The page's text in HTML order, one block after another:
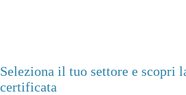
Seleziona il tuo settore e scopri
certificata